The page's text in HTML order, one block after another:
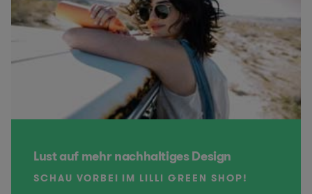
Lust auf mehr nachhaltiges Design
SCHAU VORBEI IM LILLI GREEN SHOP!